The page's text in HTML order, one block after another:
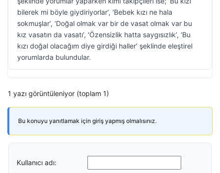
bilerek mi böyle giydiriyorlar’, ‘Bebek kızı ne hala
sokmuşlar’, ‘Doğal olmak var bir de vasat olmak var bu
kız vasatın da vasatı’, ‘Özensizlik hatta saygısızlık’, ‘Bu
kızı doğal olacağım diye girdiği haller’ şeklinde eleştirel
yorumlarda bulundular.
1 yazı görüntüleniyor (toplam 1)
Bu konuyu yanıtlamak için giriş yapmış olmalısınız.
Kullanıcı adı: